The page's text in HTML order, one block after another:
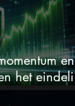
en
het eindelijk